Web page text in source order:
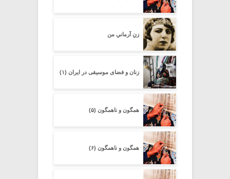
زنِ آرمانیِ من
زنان و فضای موسیقی در ایران (۱)
همگون و ناهمگون (۵)
همگون و ناهمگون (۶)